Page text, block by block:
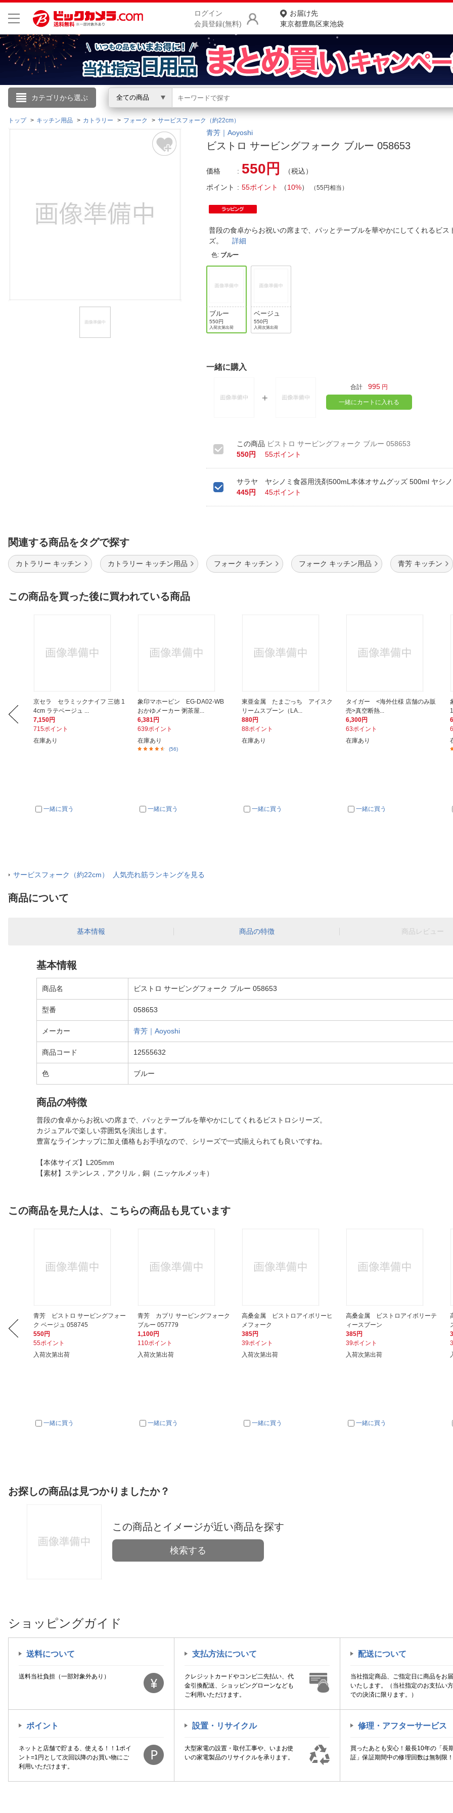
ログイン
会員登録(無料)
お届け先
東京都豊島区東池袋
カテゴリから選ぶ 全ての商品
こんにちは
ログイン
閲覧履歴
商品をさがす
ランキングからさがす
お客様サポート
よくある質問・お問合せ
トップ キッチン用品 カトラリー フォーク サービスフォーク（約22cm）
青芳｜Aoyoshi
ビストロ サービングフォーク ブルー 058653
価格 550円
（税込）
ポイント
55ポイント （10%） （55円相当）
普段の食卓からお祝いの席まで、パッとテーブルを華やかにしてくれるビス
ズ。詳細
色: ブルー
ブルー
550円
入荷次第出荷
ベージュ
550円
入荷次第出荷
一緒に購入
合計 995 円
一緒にカートに入れる
ビストロ サービングフォーク ブルー 058653
550円
55ポイント
サラヤ ヤシノミ食器用洗剤500mL本体オサムグッズ 500ml ヤシノ
445円
45ポイント
関連する商品をタグで探す
カトラリー キッチン カトラリー キッチン用品 フォーク キッチン フォーク キッチン用品 青芳 キッチン
この商品を買った後に買われている商品
京セラ セラミックナイフ 三徳 1
4cm ラテベージュ ...
7,150円
715ポイント
在庫あり
一緒に買う
象印マホービン EG-DA02-WB
おかゆメーカー 粥茶屋...
6,381円
639ポイント
在庫あり
(56)
一緒に買う
東亜金属 たまごっち アイスク
リームスプーン（LA...
880円
88ポイント
在庫あり
一緒に買う
タイガー <海外仕様 店舗のみ販
売>真空断熱...
6,300円
63ポイント
在庫あり
一緒に買う
サービスフォーク（約22cm） 人気売れ筋ランキングを見る
商品について
基本情報 商品の特徴 商品レビュー
基本情報
商品名 ビストロ サービングフォーク ブルー 058653
型番 058653
メーカー 青芳｜Aoyoshi
商品コード 12555632
色 ブルー
商品の特徴
普段の食卓からお祝いの席まで、パッとテーブルを華やかにしてくれるビストロシリーズ。
カジュアルで楽しい雰囲気を演出します。
豊富なラインナップに加え価格もお手頃なので、シリーズで一式揃えられても良いですね。
【本体サイズ】L205mm
【素材】ステンレス，アクリル，銅（ニッケルメッキ）
この商品を見た人は、こちらの商品も見ています
青芳 ビストロ サービングフォー
ク ベージュ 058745
550円
55ポイント
入荷次第出荷
一緒に買う
青芳 カプリ サービングフォーク
ブルー 057779
1,100円
110ポイント
入荷次第出荷
一緒に買う
高桑金属 ビストロアイボリーヒ
メフォーク
385円
39ポイント
入荷次第出荷
一緒に買う
高桑金属 ビストロアイボリーテ
ィースプーン
385円
39ポイント
入荷次第出荷
一緒に買う
お探しの商品は見つかりましたか？
この商品とイメージが近い商品を探す
検索する
ショッピングガイド
送料について
送料当社負担（一部対象外あり）
支払方法について
クレジットカードやコンビ二先払い、代
金引換配送、ショッピングローンなども
ご利用いただけます。
配送について
当社指定商品、ご指定日に商品をお
いたします。（当社指定のお支払い
での決済に限ります。）
ポイント
ネットと店舗で貯まる、使える！！1ポイ
ント=1円として次回以降のお買い物にご
利用いただけます。
設置・リサイクル
大型家電の設置・取付工事や、いまお使
いの家電製品のリサイクルを承ります。
修理・アフターサービス
買ったあとも安心！最長10年の「長
証」保証期間中の修理回数は無制限！